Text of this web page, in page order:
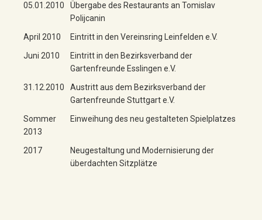
05.01.2010
Übergabe des Restaurants an Tomislav
Polijcanin
April 2010
Eintritt in den Vereinsring Leinfelden e.V.
Juni 2010
Eintritt in den Bezirksverband der
Gartenfreunde Esslingen e.V.
31.12.2010
Austritt aus dem Bezirksverband der
Gartenfreunde Stuttgart e.V.
Sommer
2013
Einweihung des neu gestalteten Spielplatzes
2017
Neugestaltung und Modernisierung der
überdachten Sitzplätze